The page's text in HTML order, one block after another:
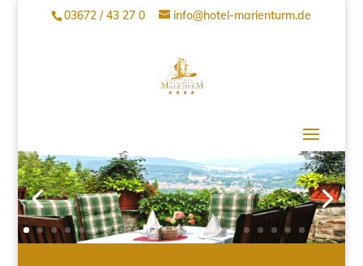
03672 / 43 27 0 info@hotel-marienturm.de